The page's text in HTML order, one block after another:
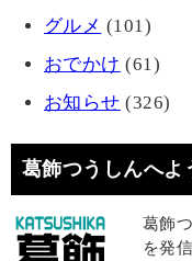
グルメ (101)
おでかけ (61)
お知らせ (326)
葛飾つうしんへよ
葛飾
を発